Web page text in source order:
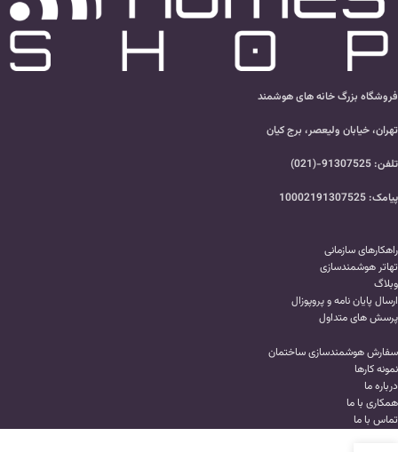
فروشگاه بزرگ خانه های هوشمند
تهران، خیابان ولیعصر، برج کیان
تلفن: 91307525-(021)
پیامک: 10002191307525
راهکارهای سازمانی
تهاتر هوشمندسازی
وبلاگ
ارسال پایان نامه و پروپوزال
پرسش های متداول
سفارش هوشمندسازی ساختمان
نمونه کارها
درباره ما
همکاری با ما
تماس با ما